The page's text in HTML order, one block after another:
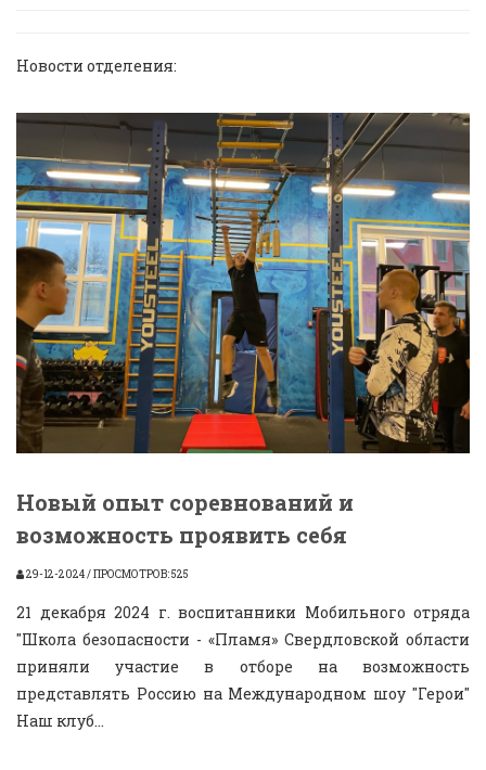
Новости отделения:
Новый опыт соревнований и
возможность проявить себя
29-12-2024 / ПРОСМОТРОВ: 525
21 декабря 2024 г. воспитанники Мобильного отряда
"Школа безопасности - «Пламя» Свердловской области
приняли участие в отборе на возможность
представлять Россию на Международном шоу "Герои"
Наш клуб...